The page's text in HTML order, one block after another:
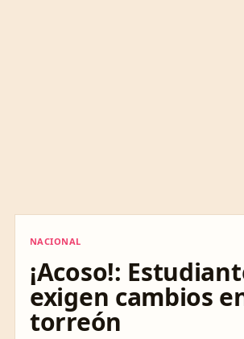
NACIONAL
¡Acoso!:
exigen cambios
torreón